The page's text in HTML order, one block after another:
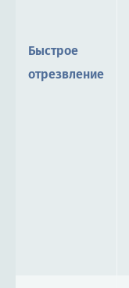
Быстрое
отрезвление